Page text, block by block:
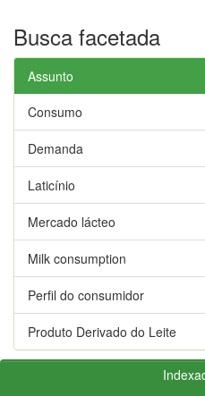
Busca facetada
Assunto
Consumo
Demanda
Laticínio
Mercado lácteo
Milk consumption
Perfil do consumidor
Produto Derivado do Leite